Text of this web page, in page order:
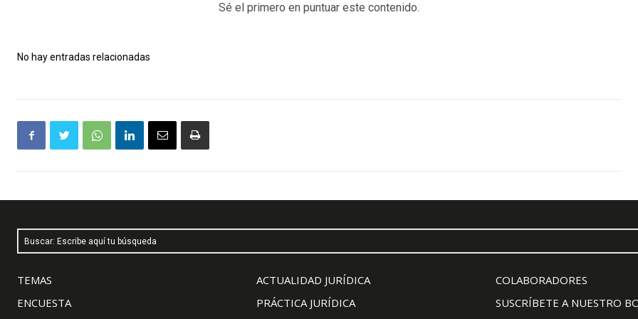
Sé el primero en puntuar este contenido.
No hay entradas relacionadas
Buscar: Escribe aquí tu búsqueda
TEMAS
ENCUESTA
ACTUALIDAD JURÍDICA
PRÁCTICA JURÍDICA
COLABORADORES
SUSCRÍBETE A NUESTRO